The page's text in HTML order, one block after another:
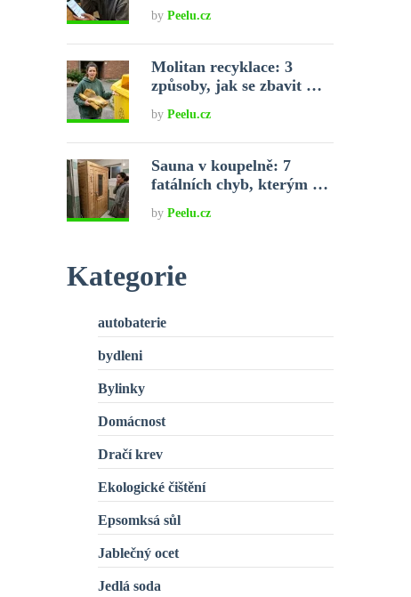
byPeelu.cz
Molitan recyklace: 3
způsoby, jak se zbavit …
byPeelu.cz
Sauna v koupelně: 7
fatálních chyb, kterým …
byPeelu.cz
Kategorie
autobaterie
bydleni
Bylinky
Domácnost
Dračí krev
Ekologické čištění
Epsomksá sůl
Jablečný ocet
Jedlá soda